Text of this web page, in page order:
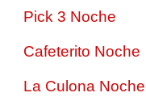
Pick 3 Noche
Cafeterito Noche
La Culona Noche